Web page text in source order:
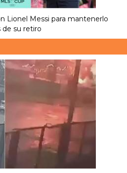
Lionel Messi para mantenerlo
de su retiro